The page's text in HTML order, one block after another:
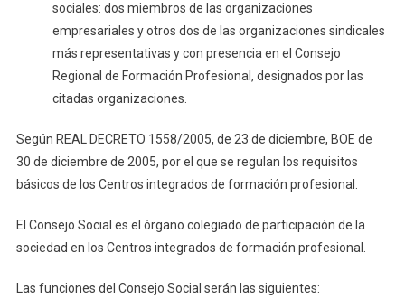
sociales: dos miembros de las organizaciones
empresariales y otros dos de las organizaciones sindicales
más representativas y con presencia en el Consejo
Regional de Formación Profesional, designados por las
citadas organizaciones.
Según REAL DECRETO 1558/2005, de 23 de diciembre, BOE de
30 de diciembre de 2005, por el que se regulan los requisitos
básicos de los Centros integrados de formación profesional.
El Consejo Social es el órgano colegiado de participación de la
sociedad en los Centros integrados de formación profesional.
Las funciones del Consejo Social serán las siguientes: